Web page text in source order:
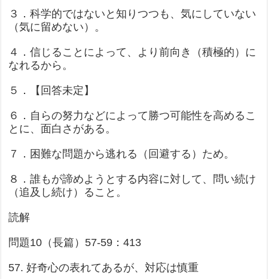
３．科学的ではないと知りつつも、気にしていない
（気に留めない）。
４．信じることによって、より前向き（積極的）に
なれるから。
５．【回答未定】
６．自らの努力などによって勝つ可能性を高めるこ
とに、面白さがある。
７．困難な問題から逃れる（回避する）ため。
８．誰もが諦めようとする内容に対して、問い続け
（追及し続け）ること。
読解
問題10（長篇）57-59：413
57. 好奇心の表れてあるが、対応は慎重